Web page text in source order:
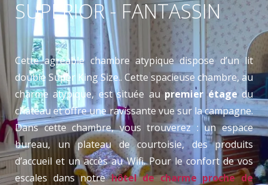
SUPERIOR - FANTASSIN
Cette agréable chambre atypique dispose d’un lit
double Super King Size.. Cette spacieuse chambre, au
charme atypique, est située au premier étagedu
château et offre une ravissante vue sur la campagne.
Dans cette chambre, vous trouverez : un espace
bureau, un plateau de courtoisie, des produits
d’accueil et un accès au Wifi. Pour le confort de vos
escales dans notrehôtel de charme proche de